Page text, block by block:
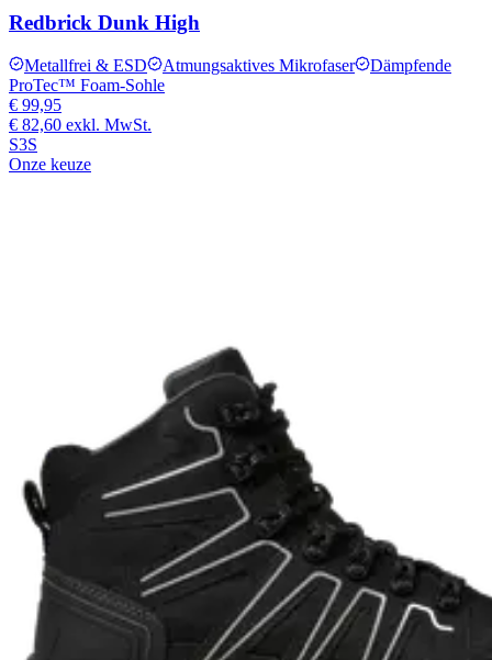
Redbrick Dunk High
Metallfrei & ESD Atmungsaktives Mikrofaser
Dämpfende
ProTec™ Foam-Sohle
€ 99,95
€ 82,60 exkl. MwSt.
S3S
Onze keuze